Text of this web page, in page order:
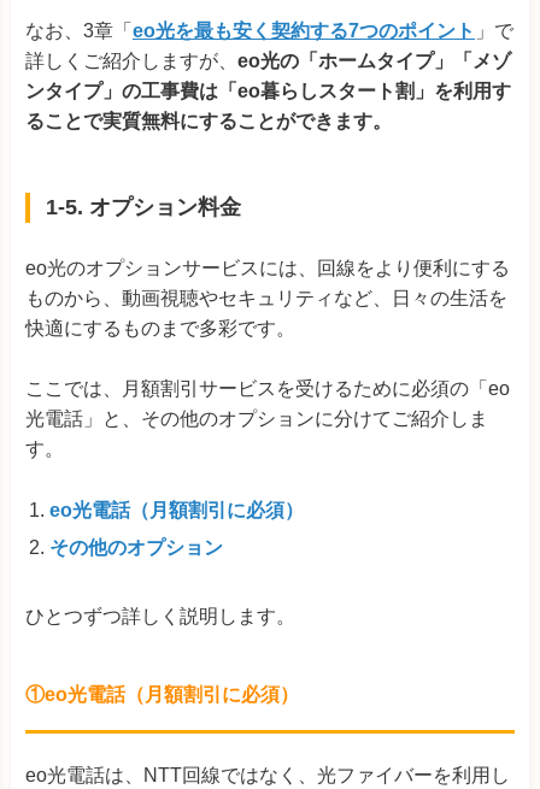
なお、3章「 eo光を最も安く契約する7つのポイント 」で
詳しくご紹介しますが、 eo光の「ホームタイプ」「メゾ
ンタイプ」の工事費は「eo暮らしスタート割」を利用す
ることで実質無料にすることができます。
1-5. オプション料金
eo光のオプションサービスには、回線をより便利にする
ものから、動画視聴やセキュリティなど、日々の生活を
快適にするものまで多彩です。
ここでは、月額割引サービスを受けるために必須の「eo
光電話」と、その他のオプションに分けてご紹介しま
す。
eo光電話（ 月額割引に必須）
その他のオプション
ひとつずつ詳しく説明します。
①eo光電話（月額割引に必須）
eo光電話は、NTT回線ではなく、光ファイバーを利用し